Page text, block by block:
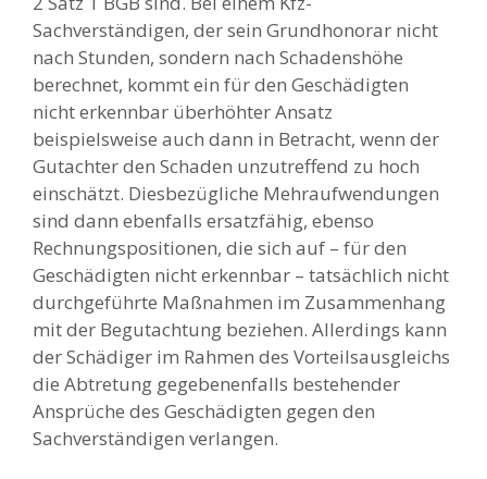
Sachverständigen, der sein Grundhonorar nicht
nach Stunden, sondern nach Schadenshöhe
berechnet, kommt ein für den Geschädigten
nicht erkennbar überhöhter Ansatz
beispielsweise auch dann in Betracht, wenn der
Gutachter den Schaden unzutreffend zu hoch
einschätzt. Diesbezügliche Mehraufwendungen
sind dann ebenfalls ersatzfähig, ebenso
Rechnungspositionen, die sich auf – für den
Geschädigten nicht erkennbar – tatsächlich nicht
durchgeführte Maßnahmen im Zusammenhang
mit der Begutachtung beziehen. Allerdings kann
der Schädiger im Rahmen des Vorteilsausgleichs
die Abtretung gegebenenfalls bestehender
Ansprüche des Geschädigten gegen den
Sachverständigen verlangen.